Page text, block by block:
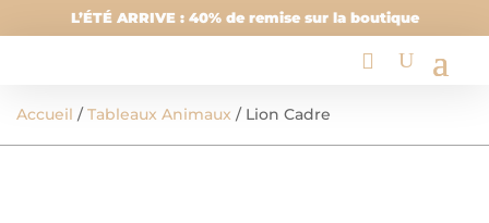
L’ÉTÉ ARRIVE : 40% de remise sur la boutique
Accueil /Tableaux Animaux / Lion Cadre